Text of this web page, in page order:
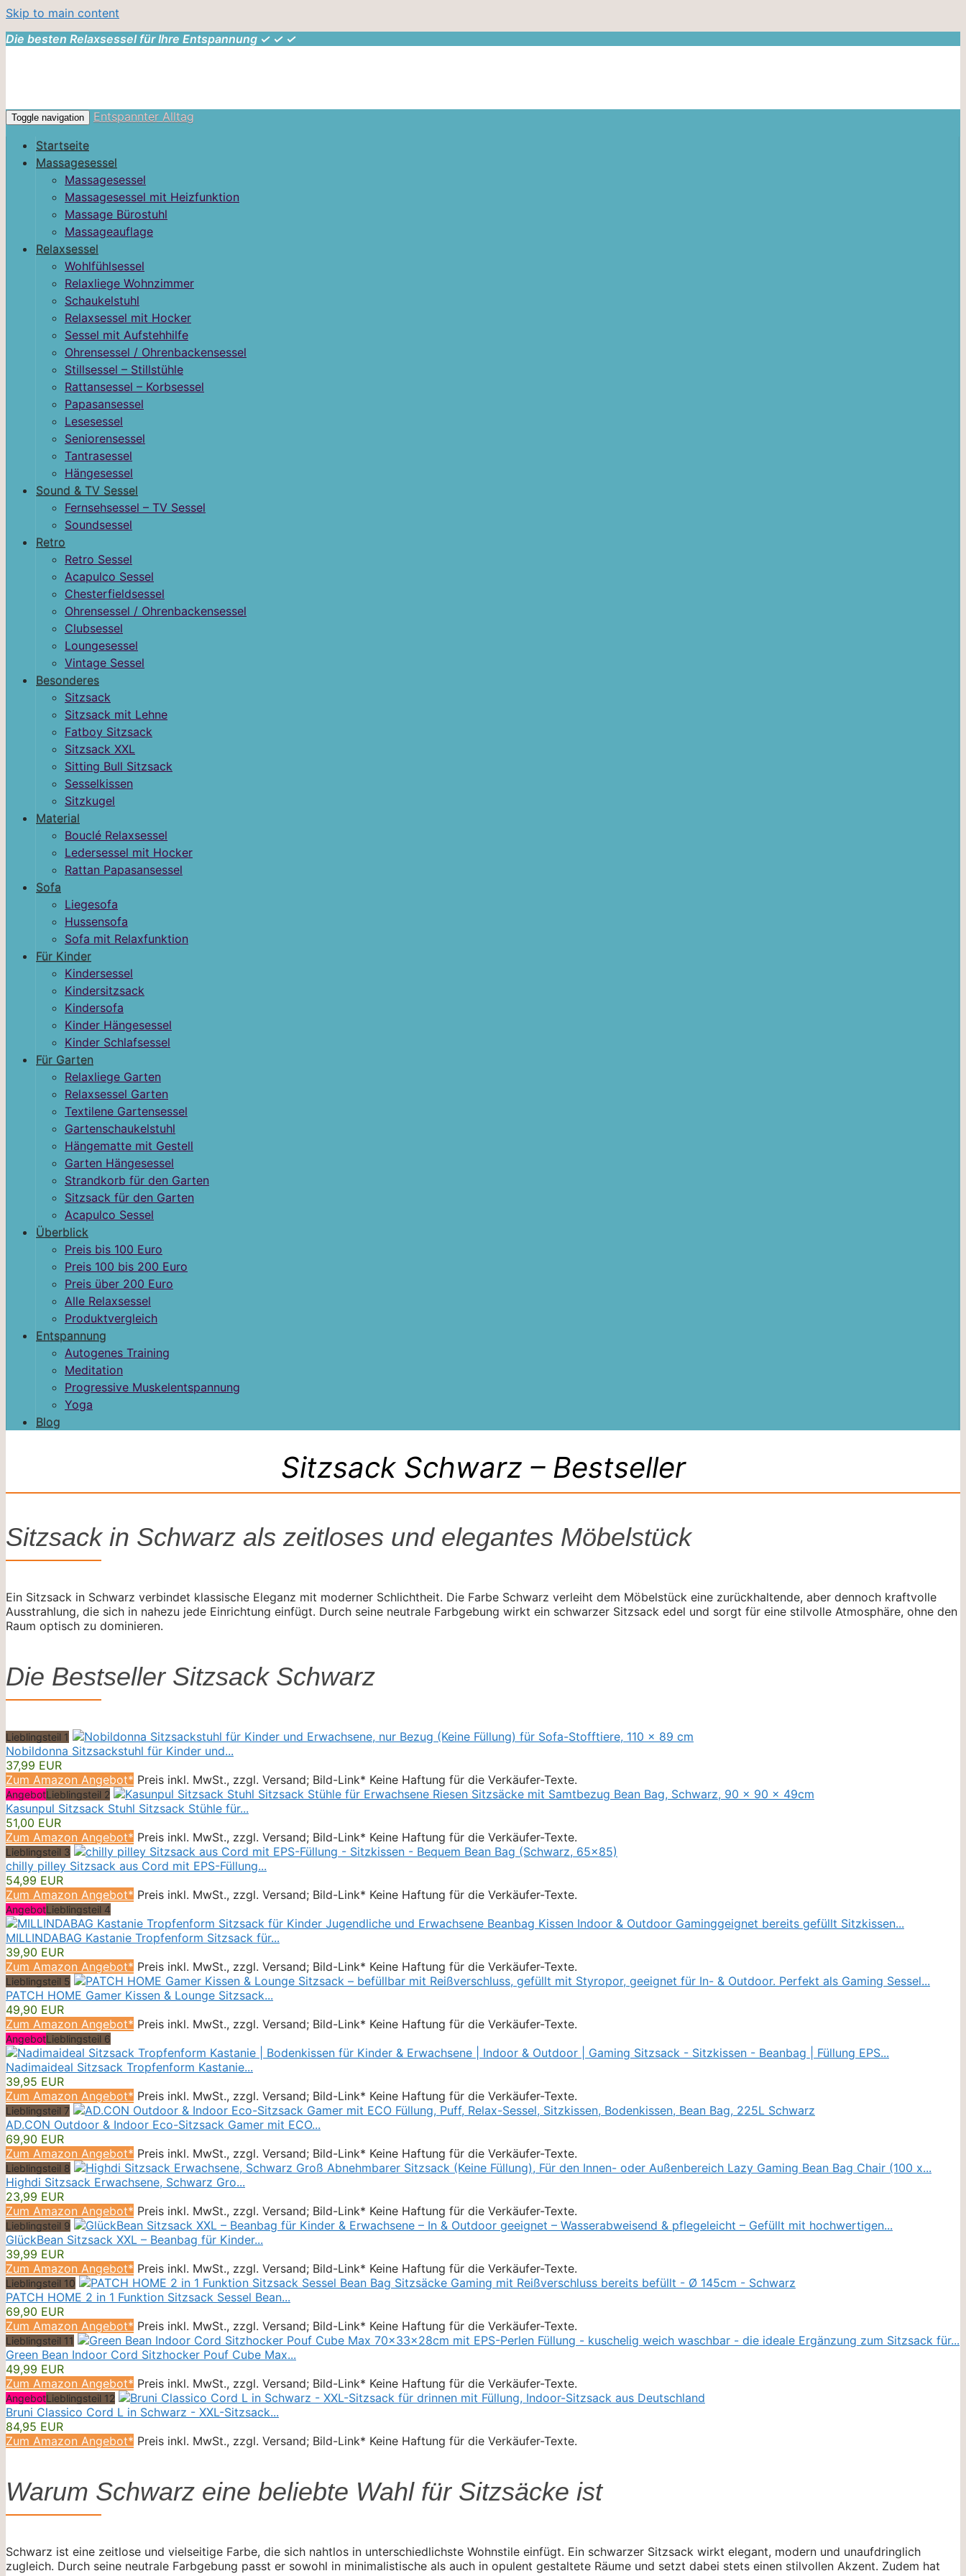
Skip to main content
Die besten Relaxsessel für Ihre Entspannung ✓ ✓ ✓
Toggle navigation
Entspannter Alltag
Startseite
Massagesessel
Massagesessel
Massagesessel mit Heizfunktion
Massage Bürostuhl
Massageauflage
Relaxsessel
Wohlfühlsessel
Relaxliege Wohnzimmer
Schaukelstuhl
Relaxsessel mit Hocker
Sessel mit Aufstehhilfe
Ohrensessel / Ohrenbackensessel
Stillsessel – Stillstühle
Rattansessel – Korbsessel
Papasansessel
Lesesessel
Seniorensessel
Tantrasessel
Hängesessel
Sound & TV Sessel
Fernsehsessel – TV Sessel
Soundsessel
Retro
Retro Sessel
Acapulco Sessel
Chesterfieldsessel
Ohrensessel / Ohrenbackensessel
Clubsessel
Loungesessel
Vintage Sessel
Besonderes
Sitzsack
Sitzsack mit Lehne
Fatboy Sitzsack
Sitzsack XXL
Sitting Bull Sitzsack
Sesselkissen
Sitzkugel
Material
Bouclé Relaxsessel
Ledersessel mit Hocker
Rattan Papasansessel
Sofa
Liegesofa
Hussensofa
Sofa mit Relaxfunktion
Für Kinder
Kindersessel
Kindersitzsack
Kindersofa
Kinder Hängesessel
Kinder Schlafsessel
Für Garten
Relaxliege Garten
Relaxsessel Garten
Textilene Gartensessel
Gartenschaukelstuhl
Hängematte mit Gestell
Garten Hängesessel
Strandkorb für den Garten
Sitzsack für den Garten
Acapulco Sessel
Überblick
Preis bis 100 Euro
Preis 100 bis 200 Euro
Preis über 200 Euro
Alle Relaxsessel
Produktvergleich
Entspannung
Autogenes Training
Meditation
Progressive Muskelentspannung
Yoga
Blog
Sitzsack Schwarz – Bestseller
Sitzsack in Schwarz als zeitloses und elegantes Möbelstück
Ein Sitzsack in Schwarz verbindet klassische Eleganz mit moderner Schlichtheit. Die Farbe Schwarz verleiht dem Möbelstück eine zurückhaltende, aber dennoch kraftvolle
Ausstrahlung, die sich in nahezu jede Einrichtung einfügt. Durch seine neutrale Farbgebung wirkt ein schwarzer Sitzsack edel und sorgt für eine stilvolle Atmosphäre, ohne den
Raum optisch zu dominieren.
Die Bestseller Sitzsack Schwarz
Lieblingsteil 1
Nobildonna Sitzsackstuhl für Kinder und...
37,99 EUR
Zum Amazon Angebot* Preis inkl. MwSt., zzgl. Versand; Bild-Link* Keine Haftung für die Verkäufer-Texte.
AngebotLieblingsteil 2
Kasunpul Sitzsack Stuhl Sitzsack Stühle für...
51,00 EUR
Zum Amazon Angebot* Preis inkl. MwSt., zzgl. Versand; Bild-Link* Keine Haftung für die Verkäufer-Texte.
Lieblingsteil 3
chilly pilley Sitzsack aus Cord mit EPS-Füllung...
54,99 EUR
Zum Amazon Angebot* Preis inkl. MwSt., zzgl. Versand; Bild-Link* Keine Haftung für die Verkäufer-Texte.
AngebotLieblingsteil 4
MILLINDABAG Kastanie Tropfenform Sitzsack für...
39,90 EUR
Zum Amazon Angebot* Preis inkl. MwSt., zzgl. Versand; Bild-Link* Keine Haftung für die Verkäufer-Texte.
Lieblingsteil 5
PATCH HOME Gamer Kissen & Lounge Sitzsack...
49,90 EUR
Zum Amazon Angebot* Preis inkl. MwSt., zzgl. Versand; Bild-Link* Keine Haftung für die Verkäufer-Texte.
AngebotLieblingsteil 6
Nadimaideal Sitzsack Tropfenform Kastanie...
39,95 EUR
Zum Amazon Angebot* Preis inkl. MwSt., zzgl. Versand; Bild-Link* Keine Haftung für die Verkäufer-Texte.
Lieblingsteil 7
AD.CON Outdoor & Indoor Eco-Sitzsack Gamer mit ECO...
69,90 EUR
Zum Amazon Angebot* Preis inkl. MwSt., zzgl. Versand; Bild-Link* Keine Haftung für die Verkäufer-Texte.
Lieblingsteil 8
Highdi Sitzsack Erwachsene, Schwarz Gro...
23,99 EUR
Zum Amazon Angebot* Preis inkl. MwSt., zzgl. Versand; Bild-Link* Keine Haftung für die Verkäufer-Texte.
Lieblingsteil 9
GlückBean Sitzsack XXL – Beanbag für Kinder...
39,99 EUR
Zum Amazon Angebot* Preis inkl. MwSt., zzgl. Versand; Bild-Link* Keine Haftung für die Verkäufer-Texte.
Lieblingsteil 10
PATCH HOME 2 in 1 Funktion Sitzsack Sessel Bean...
69,90 EUR
Zum Amazon Angebot* Preis inkl. MwSt., zzgl. Versand; Bild-Link* Keine Haftung für die Verkäufer-Texte.
Lieblingsteil 11
Green Bean Indoor Cord Sitzhocker Pouf Cube Max...
49,99 EUR
Zum Amazon Angebot* Preis inkl. MwSt., zzgl. Versand; Bild-Link* Keine Haftung für die Verkäufer-Texte.
AngebotLieblingsteil 12
Bruni Classico Cord L in Schwarz - XXL-Sitzsack...
84,95 EUR
Zum Amazon Angebot* Preis inkl. MwSt., zzgl. Versand; Bild-Link* Keine Haftung für die Verkäufer-Texte.
Warum Schwarz eine beliebte Wahl für Sitzsäcke ist
Schwarz ist eine zeitlose und vielseitige Farbe, die sich nahtlos in unterschiedlichste Wohnstile einfügt. Ein schwarzer Sitzsack wirkt elegant, modern und unaufdringlich
zugleich. Durch seine neutrale Farbgebung passt er sowohl in minimalistische als auch in opulent gestaltete Räume und setzt dabei stets einen stilvollen Akzent. Zudem hat